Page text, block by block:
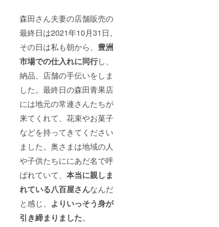
森田さん夫妻の店舗販売の
最終日は2021年10月31日。
その日は私も朝から、 豊洲
市場での仕入れに同行し、
納品、店舗の手伝いをしま
した。最終日の森田青果店
には地元の常連さんたちが
来てくれて、花束やお菓子
などを持ってきてください
ました。奥さまは地域の人
や子供たちににあだ名で呼
ばれていて、 本当に親しま
れている八百屋さんなんだ
と感じ、 よりいっそう身が
引き締まりました。